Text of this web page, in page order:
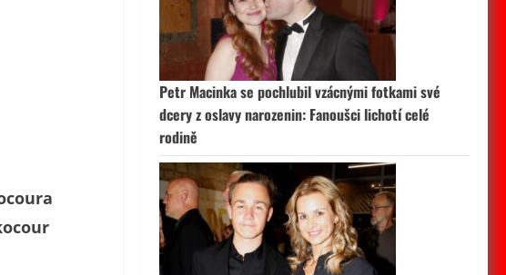
Petr Macinka se pochlubil vzácnými fotkami své
dcery z oslavy narozenin: Fanoušci lichotí celé
rodině